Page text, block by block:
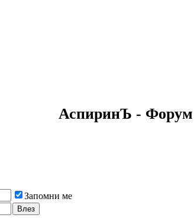
АспиринЪ - Форум
Запомни ме